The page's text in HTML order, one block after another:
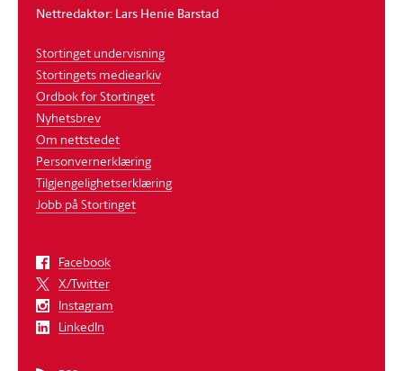
Nettredaktør: Lars Henie Barstad
Stortinget undervisning
Stortingets mediearkiv
Ordbok for Stortinget
Nyhetsbrev
Om nettstedet
Personvernerklæring
Tilgjengelighetserklæring
Jobb på Stortinget
Facebook
X/Twitter
Instagram
LinkedIn